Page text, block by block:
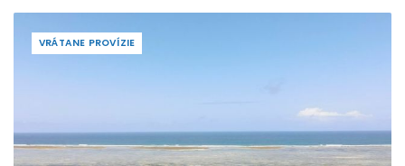
VRÁTANE PROVÍZIE